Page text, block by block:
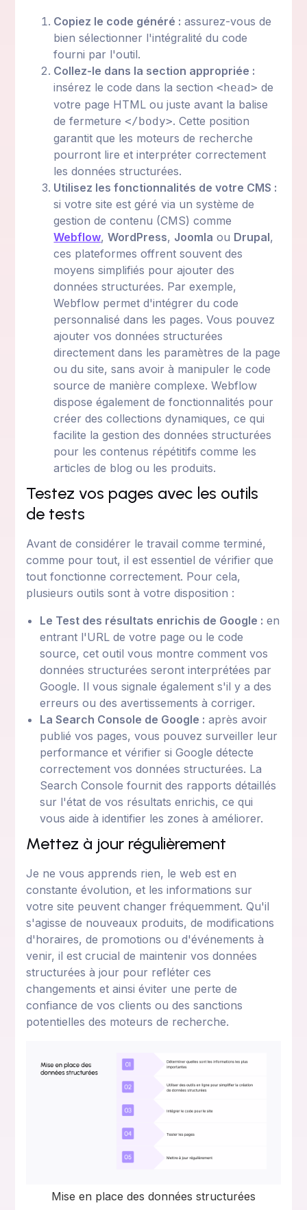
Copiez le code généré : assurez-vous de
bien sélectionner l'intégralité du code
fourni par l'outil.
Collez-le dans la section appropriée :
insérez le code dans la section<head> de
votre page HTML ou juste avant la balise
de fermeture</body>. Cette position
garantit que les moteurs de recherche
pourront lire et interpréter correctement
les données structurées.
Utilisez les fonctionnalités de votre CMS :
si votre site est géré via un système de
gestion de contenu (CMS) comme
Webflow,WordPress, Joomla ou Drupal,
ces plateformes offrent souvent des
moyens simplifiés pour ajouter des
données structurées. Par exemple,
Webflow permet d'intégrer du code
personnalisé dans les pages. Vous pouvez
ajouter vos données structurées
directement dans les paramètres de la page
ou du site, sans avoir à manipuler le code
source de manière complexe. Webflow
dispose également de fonctionnalités pour
créer des collections dynamiques, ce qui
facilite la gestion des données structurées
pour les contenus répétitifs comme les
articles de blog ou les produits.
Testez vos pages avec les outils
de tests
Avant de considérer le travail comme terminé,
comme pour tout, il est essentiel de vérifier que
tout fonctionne correctement. Pour cela,
plusieurs outils sont à votre disposition :
Le Test des résultats enrichis de Google : en
entrant l'URL de votre page ou le code
source, cet outil vous montre comment vos
données structurées seront interprétées par
Google. Il vous signale également s'il y a des
erreurs ou des avertissements à corriger.
La Search Console de Google : après avoir
publié vos pages, vous pouvez surveiller leur
performance et vérifier si Google détecte
correctement vos données structurées. La
Search Console fournit des rapports détaillés
sur l'état de vos résultats enrichis, ce qui
vous aide à identifier les zones à améliorer.
Mettez à jour régulièrement
Je ne vous apprends rien, le web est en
constante évolution, et les informations sur
votre site peuvent changer fréquemment. Qu'il
s'agisse de nouveaux produits, de modifications
d'horaires, de promotions ou d'événements à
venir, il est crucial de maintenir vos données
structurées à jour pour refléter ces
changements et ainsi éviter une perte de
confiance de vos clients ou des sanctions
potentielles des moteurs de recherche.
Mise en place des données structurées